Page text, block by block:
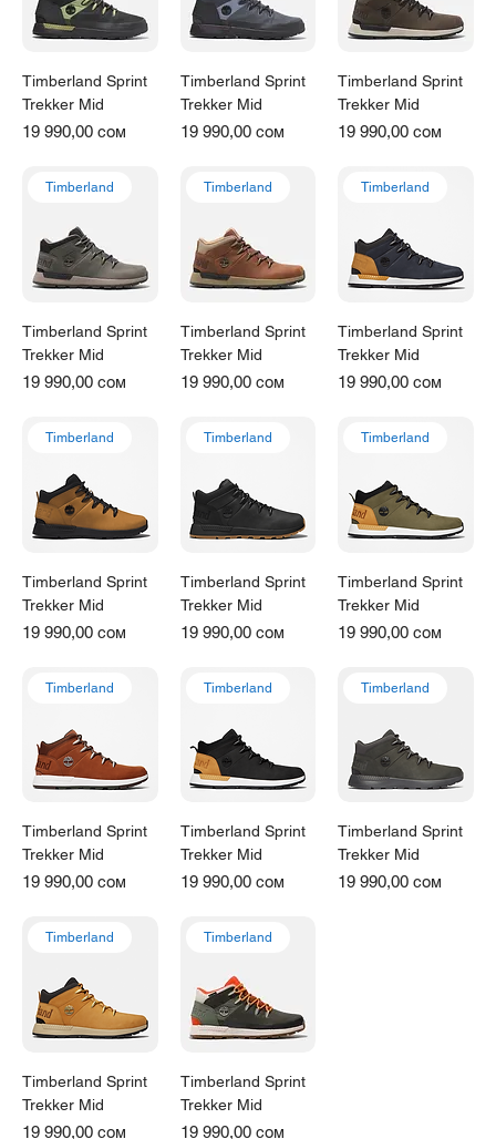
Timberland Sprint
Trekker Mid
Цена
19 990,00 сом
Timberland Sprint
Trekker Mid
Цена
19 990,00 сом
Timberland Sprint
Trekker Mid
Цена
19 990,00 сом
Timberland
Timberland Sprint
Trekker Mid
Цена
19 990,00 сом
Timberland
Timberland Sprint
Trekker Mid
Цена
19 990,00 сом
Timberland
Timberland Sprint
Trekker Mid
Цена
19 990,00 сом
Timberland
Timberland Sprint
Trekker Mid
Цена
19 990,00 сом
Timberland
Timberland Sprint
Trekker Mid
Цена
19 990,00 сом
Timberland
Timberland Sprint
Trekker Mid
Цена
19 990,00 сом
Timberland
Timberland Sprint
Trekker Mid
Цена
19 990,00 сом
Timberland
Timberland Sprint
Trekker Mid
Цена
19 990,00 сом
Timberland
Timberland Sprint
Trekker Mid
Цена
19 990,00 сом
Timberland
Timberland Sprint
Trekker Mid
Цена
19 990,00 сом
Timberland
Timberland Sprint
Trekker Mid
Цена
19 990,00 сом